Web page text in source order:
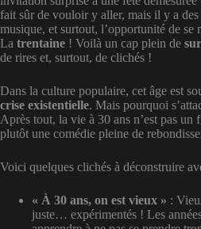
fait sûr de vouloir y aller, mais il y a des
musique, et surtout, l’opportunité de se
La trentaine ! Voilà un cap plein de
de rires et, surtout, de clichés !
Dans la culture populaire, cet âge est
crise existentielle. Mais pourquoi
Après tout, la vie à 30 ans n’est pas un
plutôt une comédie pleine de
Voici quelques clichés à déconstruire
« À 30 ans, on est vieux » :
juste… expérimentés ! Les